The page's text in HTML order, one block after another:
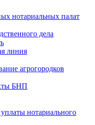
нотариальных палат
дела
линия
агрогородков
БНП
нотариального